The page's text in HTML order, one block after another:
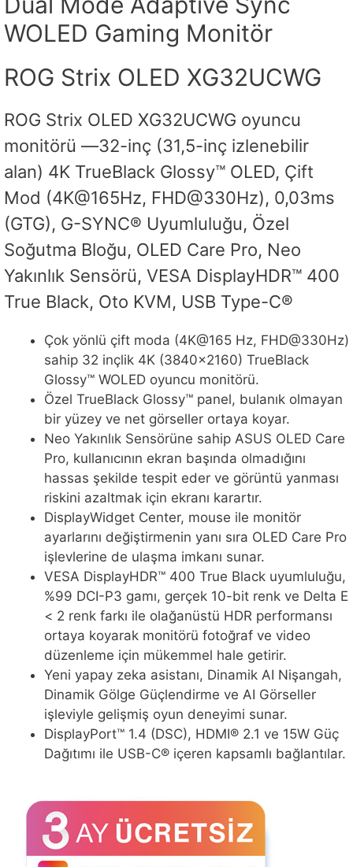
WOLED Gaming Monitör
ROG Strix OLED XG32UCWG
ROG Strix OLED XG32UCWG oyuncu
monitörü ―32-inç (31,5-inç izlenebilir
alan) 4K TrueBlack Glossy™ OLED, Çift
Mod (4K@165Hz, FHD@330Hz), 0,03ms
(GTG), G-SYNC® Uyumluluğu, Özel
Soğutma Bloğu, OLED Care Pro, Neo
Yakınlık Sensörü, VESA DisplayHDR™ 400
True Black, Oto KVM, USB Type-C®
Çok yönlü çift moda (4K@165 Hz, FHD@330Hz)
sahip 32 inçlik 4K (3840×2160) TrueBlack
Glossy™ WOLED oyuncu monitörü.
Özel TrueBlack Glossy™ panel, bulanık olmayan
bir yüzey ve net görseller ortaya koyar.
Neo Yakınlık Sensörüne sahip ASUS OLED Care
Pro, kullanıcının ekran başında olmadığını
hassas şekilde tespit eder ve görüntü yanması
riskini azaltmak için ekranı karartır.
DisplayWidget Center, mouse ile monitör
ayarlarını değiştirmenin yanı sıra OLED Care Pro
işlevlerine de ulaşma imkanı sunar.
VESA DisplayHDR™ 400 True Black uyumluluğu,
%99 DCI-P3 gamı, gerçek 10-bit renk ve Delta E
< 2 renk farkı ile olağanüstü HDR performansı
ortaya koyarak monitörü fotoğraf ve video
düzenleme için mükemmel hale getirir.
Yeni yapay zeka asistanı, Dinamik AI Nişangah,
Dinamik Gölge Güçlendirme ve AI Görseller
işleviyle gelişmiş oyun deneyimi sunar.
DisplayPort™ 1.4 (DSC), HDMI® 2.1 ve 15W Güç
Dağıtımı ile USB-C® içeren kapsamlı bağlantılar.